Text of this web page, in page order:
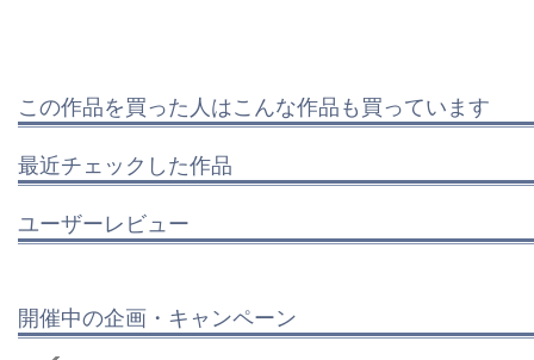
この作品を買った人はこんな作品も買っています
最近チェックした作品
ユーザーレビュー
開催中の企画・キャンペーン